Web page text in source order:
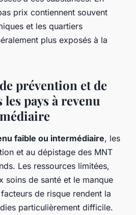
prix contiennent souvent
et les quartiers
plus exposés à la
prévention et de
les pays à revenu
faible ou intermédiaire, les
et au dépistage des MNT
Les ressources limitées,
soins de santé et le manque
de risque rendent la
particulièrement difficile.